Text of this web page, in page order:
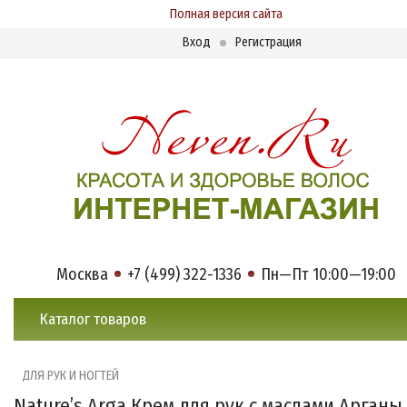
Полная версия сайта
Вход
Регистрация
Москва +7 (499) 322-1336 Пн—Пт 10:00—19:00
Каталог товаров
ДЛЯ РУК И НОГТЕЙ